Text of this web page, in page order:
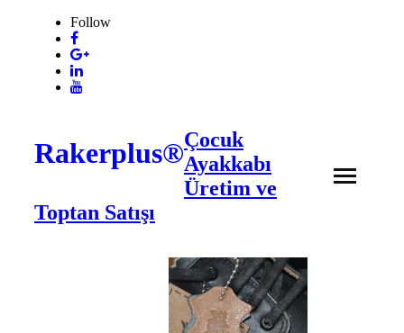
Follow
Rakerplus®Çocuk
Ayakkabı
Üretim ve
Toptan Satışı
❖ Online Mağaza